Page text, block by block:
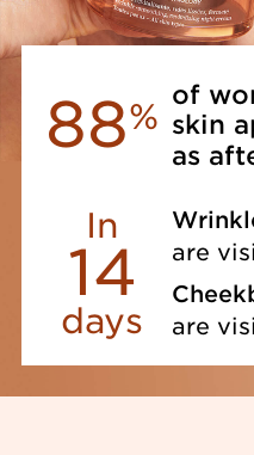
88%
of
skin
as
In
14
days
are
are